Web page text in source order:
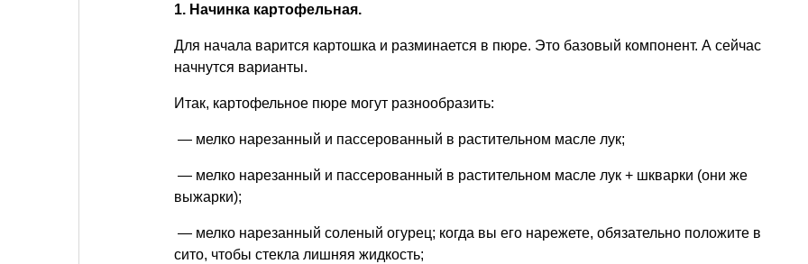
1. Начинка картофельная.
Для начала варится картошка и разминается в пюре. Это базовый компонент. А сейчас
начнутся варианты.
Итак, картофельное пюре могут разнообразить:
— мелко нарезанный и пассерованный в растительном масле лук;
— мелко нарезанный и пассерованный в растительном масле лук + шкварки (они же
выжарки);
— мелко нарезанный соленый огурец; когда вы его нарежете, обязательно положите в
сито, чтобы стекла лишняя жидкость;